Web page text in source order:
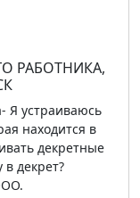
РАБОТНИКА,
Я устраиваюсь
находится в
декретные
в декрет?